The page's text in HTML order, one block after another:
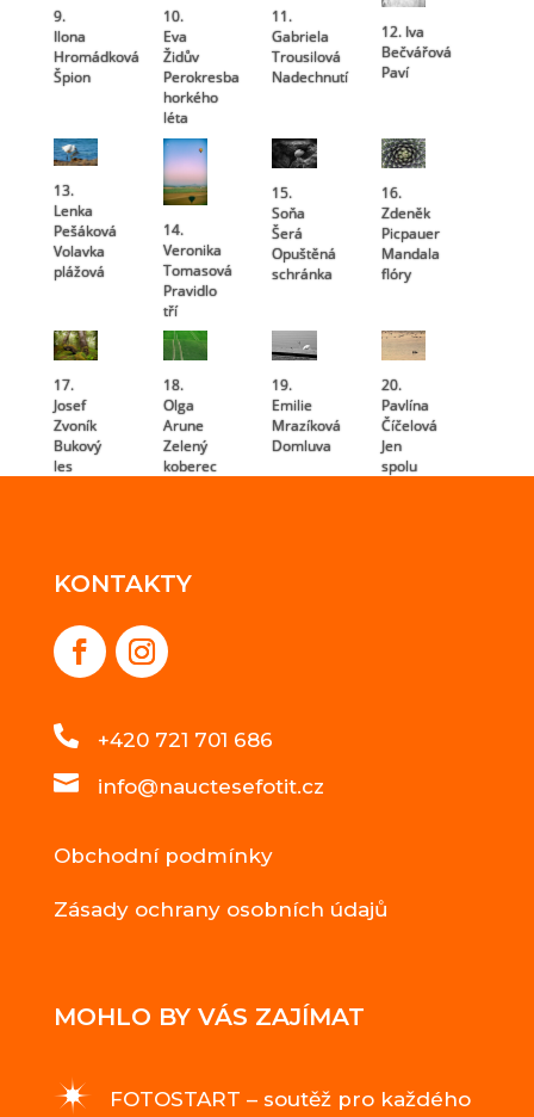
9.
Ilona
Hromádková
Špion
10.
Eva
Židův
Perokresba
horkého
léta
11.
Gabriela
Trousilová
Nadechnutí
12. Iva
Bečvářová
Paví
13.
Lenka
Pešáková
Volavka
plážová
14.
Veronika
Tomasová
Pravidlo
tří
15.
Soňa
Šerá
Opuštěná
schránka
16.
Zdeněk
Picpauer
Mandala
flóry
17.
Josef
Zvoník
Bukový
les
18.
Olga
Arune
Zelený
koberec
19.
Emilie
Mrazíková
Domluva
20.
Pavlína
Číčelová
Jen
spolu
KONTAKTY
 +420 721 701 686
 info@nauctesefotit.cz
Obchodní podmínky
Zásady ochrany osobních údajů
MOHLO BY VÁS ZAJÍMAT
FOTOSTART – soutěž pro každého